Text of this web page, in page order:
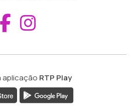
Aceder ao
aplicação RTP Play